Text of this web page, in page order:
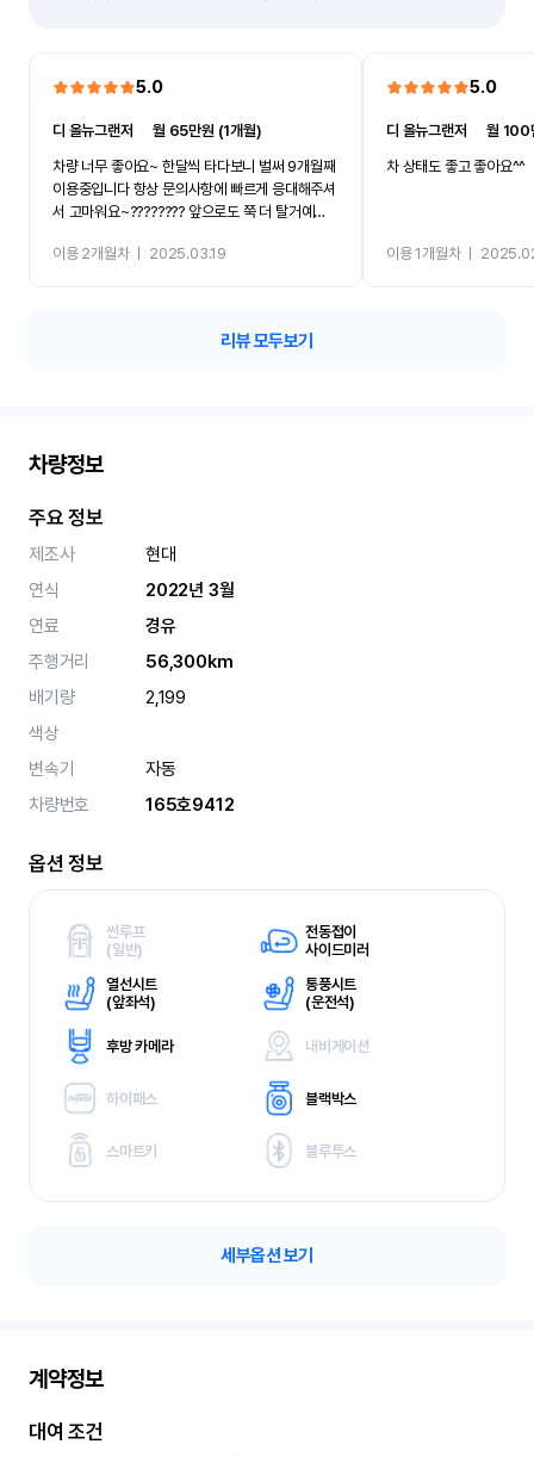
5.0
디 올뉴그랜저 ㅣ월 65만원 (1개월)
차량 너무 좋아요~ 한달씩 타다보니 벌써 9개월째
이용중입니다 항상 문의사항에 빠르게 응대해주셔
서 고마워요~???????? 앞으로도 쭉 더 탈거예
이용 2개월차ㅣ 2025.03.19
5.0
디 올뉴그랜저 ㅣ월 100
차 상태도 좋고 좋아요^^
이용 1개월차ㅣ
리뷰 모두보기
차량정보
주요 정보
제조사
현대
연식
2022년 3월
연료
경유
주행거리
56,300km
배기량
2,199
색상
변속기
자동
차량번호
165호9412
옵션 정보
썬루프
(일반)
전동접이
사이드미러
열선시트
(앞좌석)
통풍시트
(운전석)
후방 카메라 내비게이션
하이패스 블랙박스
스마트키 블루투스
세부옵션 보기
계약정보
대여 조건